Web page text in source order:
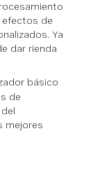
de
Ya
dar rienda
básico
de
mejores